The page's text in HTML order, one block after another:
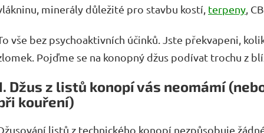
minerály důležité pro stavbu kostí, terpeny ,
vše bez psychoaktivních účinků. Jste překvapeni,
Pojďme se na konopný džus podívat trochu z
Džus z listů konopí vás neomámí
kouření)
listů z technického konopí nezpůsobuje